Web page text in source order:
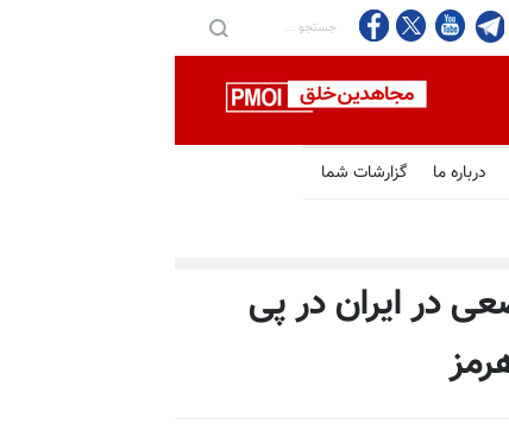
درباره ما گزارشات شما
در ایران در پی